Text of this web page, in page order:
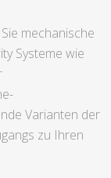
mechanische
Systeme wie
Varianten der
zu Ihren